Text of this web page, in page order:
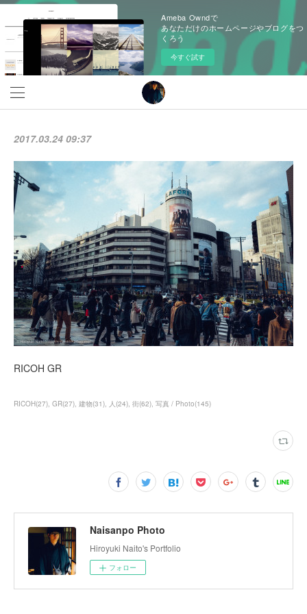
Ameba Owndで
あなただけのホームページやブログをつ
くろう
今すぐ試す
2017.03.24 09:37
RICOH GR
RICOH(27) GR(27) 建物(31) 人 (24) 街(62) 写真 / Photo(145)
Naisanpo Photo
Hiroyuki Naito's Portfolio
フォロー